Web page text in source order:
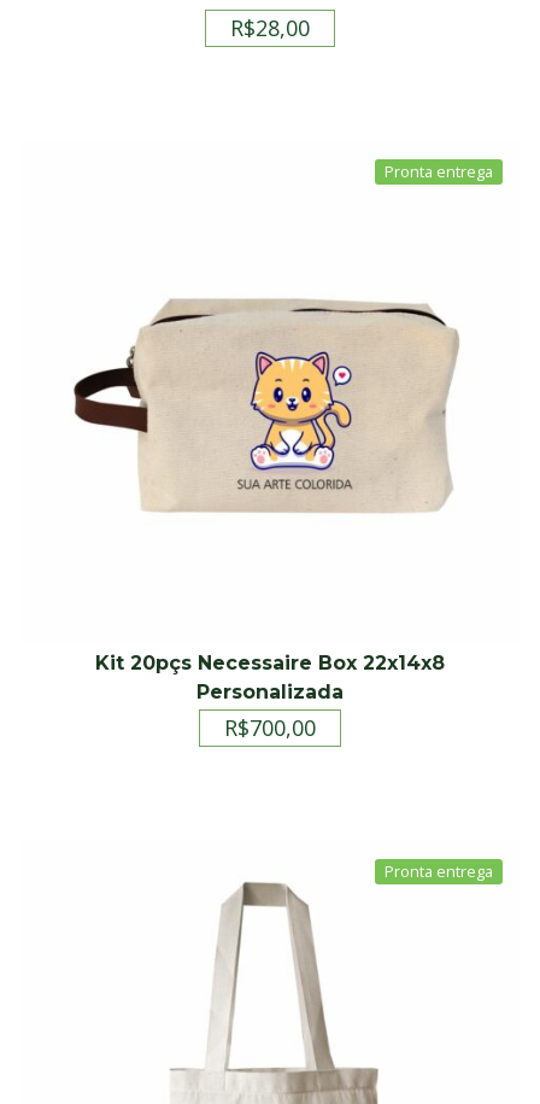
R$28,00
Kit 20pçs Necessaire Box 22x14x8
Personalizada
R$700,00